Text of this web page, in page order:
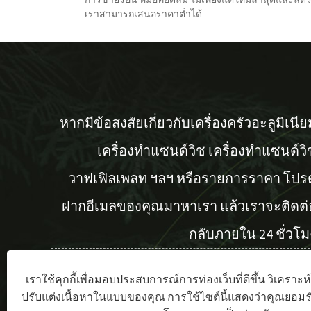
เราสามารถเสนอราคาต่ำได้
หากมีข้อสงสัยเกี่ยวกับเครื่องครัวอะลูมิเนีย
เครื่องทำแซนด์วิช เครื่องทำแซนด์วิ
วาฟเฟิลเพลท ฯลฯ หรือรายการราคา โปร
ฝากอีเมลของคุณมาหาเรา แล้วเราจะติดต่
กลับภายใน 24 ชั่วโม
สอบถามตอนนี้
เราใช้คุกกี้เพื่อมอบประสบการณ์การท่องเว็บที่ดีขึ้น วิเคราะ
ปรับแต่งเนื้อหาในแบบของคุณ การใช้ไซต์นี้แสดงว่าคุณยอม